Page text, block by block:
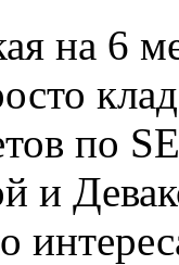
на 6
по
и